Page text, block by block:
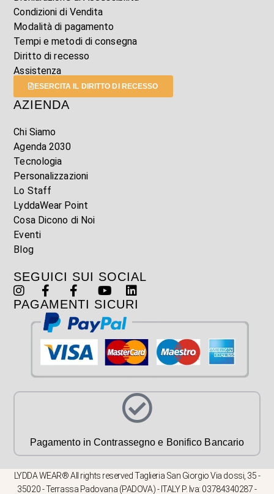
Condizioni di Vendita
Modalità di pagamento
Tempi e metodi di consegna
Diritto di recesso
Assistenza
ESERCITA IL DIRITTO DI RECESSO
AZIENDA
Chi Siamo
Agenda 2030
Tecnologia
Personalizzazioni
Lo Staff
LyddaWear Point
Cosa Dicono di Noi
Eventi
Blog
SEGUICI SUI SOCIAL
PAGAMENTI SICURI
Pagamento in Contrassegno e Bonifico Bancario
LYDDA WEAR® All rights reserved Taglieria San Giorgio Via dossi, 35 -
35020 - Terrassa Padovana (PADOVA) - ITALY P. Iva: 03784340287 -